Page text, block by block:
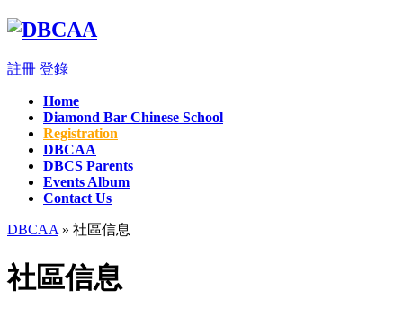
註冊 登錄
Home
Diamond Bar Chinese School
Registration
DBCAA
DBCS Parents
Events Album
Contact Us
DBCAA » 社區信息
社區信息